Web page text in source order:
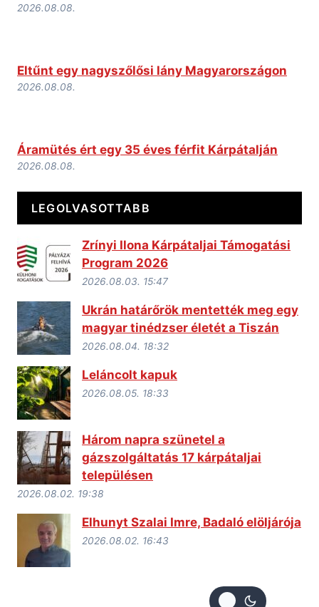
2026.08.08.
Eltűnt egy nagyszőlősi lány Magyarországon
2026.08.08.
Áramütés ért egy 35 éves férfit Kárpátalján
2026.08.08.
LEGOLVASOTTABB
Zrínyi Ilona Kárpátaljai Támogatási
Program 2026
2026.08.03. 15:47
Ukrán határőrök mentették meg egy
magyar tinédzser életét a Tiszán
2026.08.04. 18:32
Leláncolt kapuk
2026.08.05. 18:33
Három napra szünetel a
gázszolgáltatás 17 kárpátaljai
településen
2026.08.02. 19:38
Elhunyt Szalai Imre, Badaló elöljárója
2026.08.02. 16:43